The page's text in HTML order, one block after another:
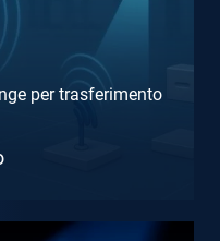
per trasferimento